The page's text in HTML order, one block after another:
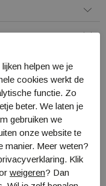
helpen we je
cookies werkt de
functie. Zo
beter. We laten je
gebruiken we
onze website te
manier. Meer weten?
Klik
weigeren? Dan